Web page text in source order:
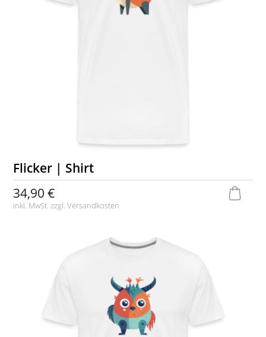
Flicker | Shirt
34,90 €
inkl. MwSt. zzgl.Versandkosten